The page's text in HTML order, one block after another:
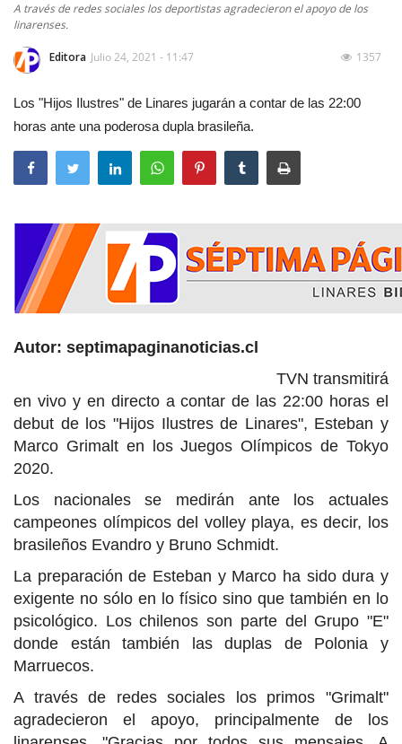
A través de redes sociales los deportistas agradecieron el apoyo de los
linarenses.
Editora Julio 24, 2021 - 11:47 1357
Los "Hijos Ilustres" de Linares jugarán a contar de las 22:00
horas ante una poderosa dupla brasileña.
Autor: septimapaginanoticias.cl
TVN transmitirá
en vivo y en directo a contar de las 22:00 horas el
debut de los "Hijos Ilustres de Linares", Esteban y
Marco Grimalt en los Juegos Olímpicos de Tokyo
2020.
Los nacionales se medirán ante los actuales
campeones olímpicos del volley playa, es decir, los
brasileños Evandro y Bruno Schmidt.
La preparación de Esteban y Marco ha sido dura y
exigente no sólo en lo físico sino que también en lo
psicológico. Los chilenos son parte del Grupo "E"
donde están también las duplas de Polonia y
Marruecos.
A través de redes sociales los primos "Grimalt"
agradecieron el apoyo, principalmente de los